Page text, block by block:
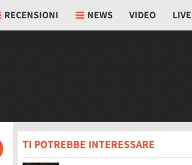
RECENSIONI NEWS VIDEO LIVE
TI POTREBBE INTERESSARE